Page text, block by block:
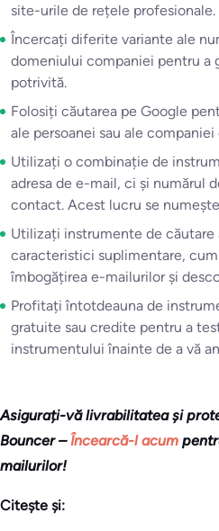
site-urile de rețele profesionale.
Încercați diferite variante ale
domeniului companiei pentru a
potrivită.
Folosiți căutarea pe Google
ale persoanei sau ale
Utilizați o combinație de
adresa de e-mail, ci și numărul
contact. Acest lucru se
Utilizați instrumente de
caracteristici suplimentare,
îmbogățirea e-mailurilor și
Profitați întotdeauna de
gratuite sau credite pentru a
instrumentului înainte de a vă
Asigurați-vă livrabilitatea și
Bouncer –Încearcă-l acum
mailurilor!
Citește și: